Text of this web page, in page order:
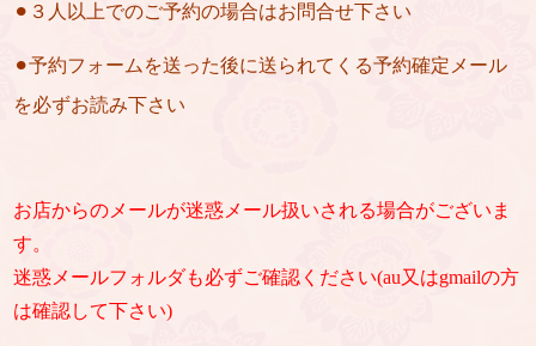
⚫︎３人以上でのご予約の場合はお問合せ下さい
⚫︎予約フォームを送った後に送られてくる予約確定メール
を必ずお読み下さい
お店からのメールが迷惑メール扱いされる場合がございま
す。
迷惑メールフォルダも必ずご確認ください(au又はgmailの方
は確認して下さい)